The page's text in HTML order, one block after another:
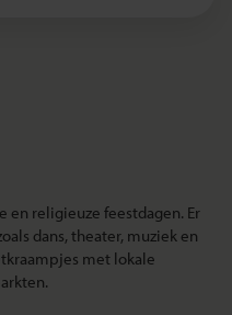
en religieuze feestdagen. Er
dans, theater, muziek en
met lokale